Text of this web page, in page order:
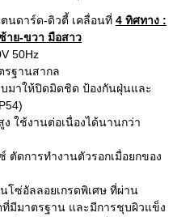
นดาร์ด-ดิวตี้ เคลื่อนที่ 4 ทิศทาง :
าย-ขวา มือสาว
50Hz
รฐานสากล
มาให้ปิดมิดชิด ป้องกันฝุ่นและ
ใช้งานต่อเนื่องได้นานกว่า
ตัดการทำงานตัวรอกเมื่อยกของ
โซ่อัลลอยเกรดพิเศษ ที่ผ่าน
ที่มีมาตรฐาน และมีการชุบผิวแข็ง